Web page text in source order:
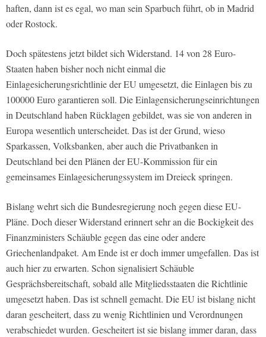
haften, dann ist es egal, wo man sein Sparbuch führt, ob in Madrid
oder Rostock.
Doch spätestens jetzt bildet sich Widerstand. 14 von 28 Euro-
Staaten haben bisher noch nicht einmal die
Einlagesicherungsrichtlinie der EU umgesetzt, die Einlagen bis zu
100000 Euro garantieren soll. Die Einlagensicherungseinrichtungen
in Deutschland haben Rücklagen gebildet, was sie von anderen in
Europa wesentlich unterscheidet. Das ist der Grund, wieso
Sparkassen, Volksbanken, aber auch die Privatbanken in
Deutschland bei den Plänen der EU-Kommission für ein
gemeinsames Einlagesicherungssystem im Dreieck springen.
Bislang wehrt sich die Bundesregierung noch gegen diese EU-
Pläne. Doch dieser Widerstand erinnert sehr an die Bockigkeit des
Finanzministers Schäuble gegen das eine oder andere
Griechenlandpaket. Am Ende ist er doch immer umgefallen. Das ist
auch hier zu erwarten. Schon signalisiert Schäuble
Gesprächsbereitschaft, sobald alle Mitgliedsstaaten die Richtlinie
umgesetzt haben. Das ist schnell gemacht. Die EU ist bislang nicht
daran gescheitert, dass zu wenig Richtlinien und Verordnungen
verabschiedet wurden. Gescheitert ist sie bislang immer daran, dass